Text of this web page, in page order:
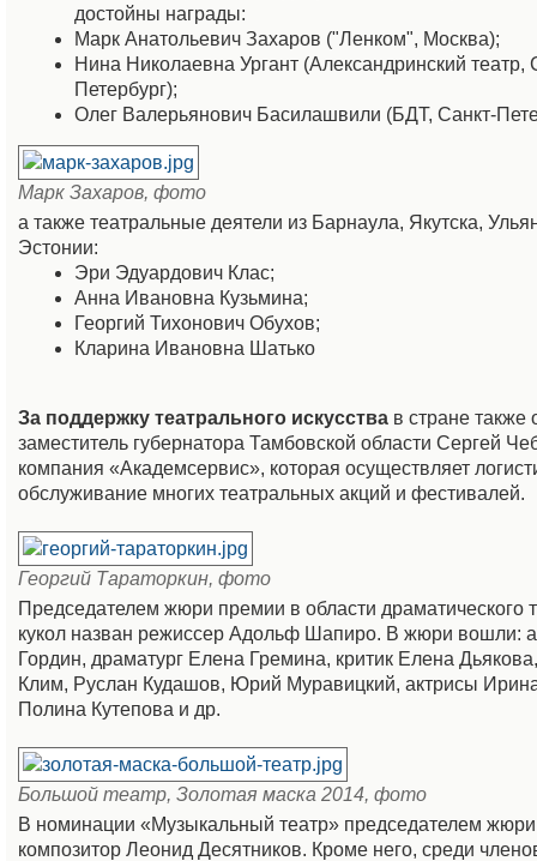
достойны награды:
Марк Анатольевич Захаров ("Ленком", Москва);
Нина Николаевна Ургант (Александринский театр,
Петербург);
Олег Валерьянович Басилашвили (БДТ, Санкт-
Марк Захаров, фото
а также театральные деятели из Барнаула, Якутска,
Эстонии:
Эри Эдуардович Клас;
Анна Ивановна Кузьмина;
Георгий Тихонович Обухов;
Кларина Ивановна Шатько
За поддержку театрального искусства в стране также
заместитель губернатора Тамбовской области Сергей
компания «Академсервис», которая осуществляет
обслуживание многих театральных акций и фестивалей.
Георгий Тараторкин, фото
Председателем жюри премии в области драматического
кукол назван режиссер Адольф Шапиро. В жюри вошли:
Гордин, драматург Елена Гремина, критик Елена
Клим, Руслан Кудашов, Юрий Муравицкий, актрисы
Полина Кутепова и др.
Большой театр, Золотая маска 2014, фото
В номинации «Музыкальный театр» председателем
композитор Леонид Десятников. Кроме него, среди